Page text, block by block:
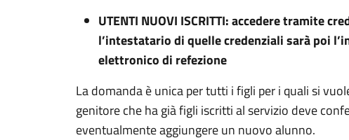
UTENTI NUOVI ISCRITTI: accedere tramite
l’intestatario di quelle credenziali sarà poi
elettronico di refezione
La domanda è unica per tutti i figli per i quali si
genitore che ha già figli iscritti al servizio deve
eventualmente aggiungere un nuovo alunno.